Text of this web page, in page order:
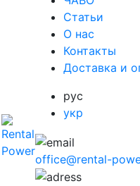
Cтатьи
O нас
Контакты
Доставка и
рус
укр
office@rental-